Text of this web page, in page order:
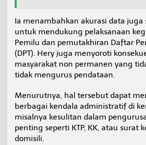
Ia menambahkan akurasi data
untuk mendukung pelaksanaan
Pemilu dan pemutakhiran Daftar
(DPT). Hery juga menyoroti
masyarakat non permanen yang
tidak mengurus pendataan.
Menurutnya, hal tersebut dapat
berbagai kendala administratif di
misalnya kesulitan dalam
penting seperti KTP, KK, atau surat
domisili.